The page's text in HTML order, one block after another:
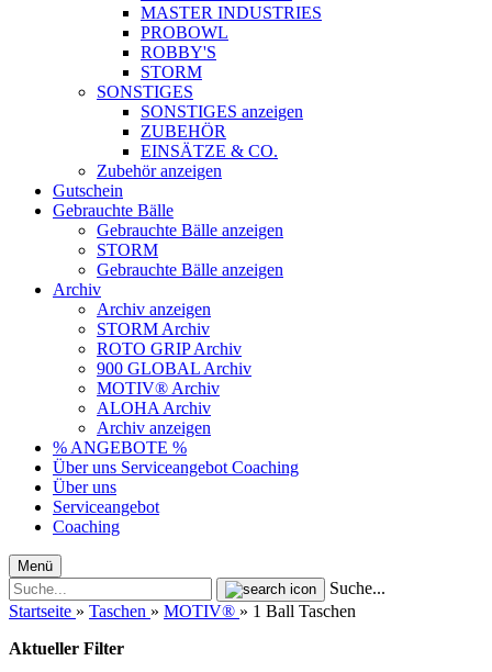
MASTER INDUSTRIES
PROBOWL
ROBBY'S
STORM
SONSTIGES
SONSTIGES anzeigen
ZUBEHÖR
EINSÄTZE & CO.
Zubehör anzeigen
Gutschein
Gebrauchte Bälle
Gebrauchte Bälle anzeigen
STORM
Gebrauchte Bälle anzeigen
Archiv
Archiv anzeigen
STORM Archiv
ROTO GRIP Archiv
900 GLOBAL Archiv
MOTIV® Archiv
ALOHA Archiv
Archiv anzeigen
% ANGEBOTE %
Über uns Serviceangebot Coaching
Über uns
Serviceangebot
Coaching
Menü
Suche...
Startseite » Taschen » MOTIV® » 1 Ball Taschen
Aktueller Filter